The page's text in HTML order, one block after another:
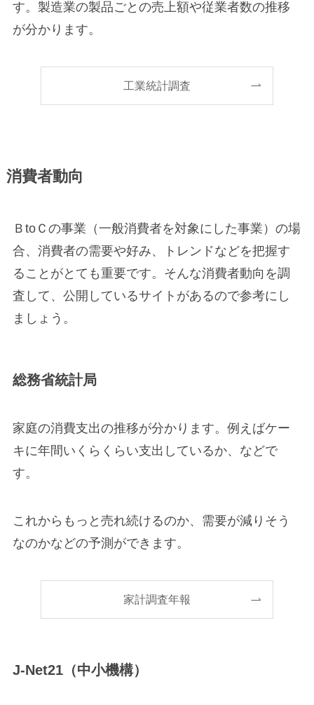
す。製造業の製品ごとの売上額や従業者数の推移
が分かります。
工業統計調査
消費者動向
ＢtoＣの事業（一般消費者を対象にした事業）の場
合、消費者の需要や好み、トレンドなどを把握す
ることがとても重要です。そんな消費者動向を調
査して、公開しているサイトがあるので参考にし
ましょう。
総務省統計局
家庭の消費支出の推移が分かります。例えばケー
キに年間いくらくらい支出しているか、などで
す。
これからもっと売れ続けるのか、需要が減りそう
なのかなどの予測ができます。
家計調査年報
J-Net21（中小機構）